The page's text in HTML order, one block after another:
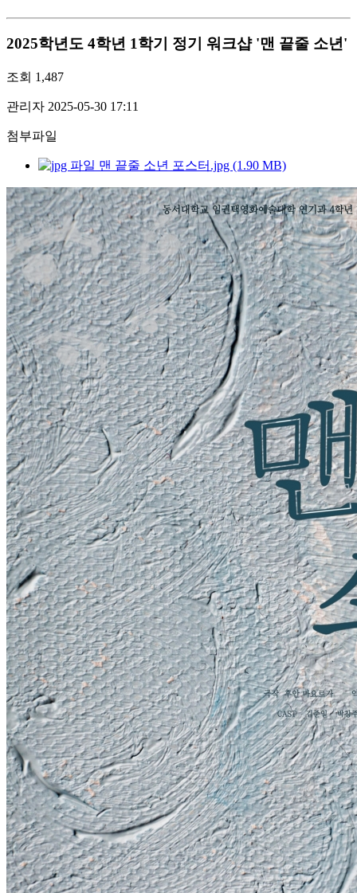
2025학년도 4학년 1학기 정기 워크샵 '맨 끝줄 소년'
조회 1,487
관리자 2025-05-30 17:11
첨부파일
맨 끝줄 소년 포스터.jpg (1.90 MB)